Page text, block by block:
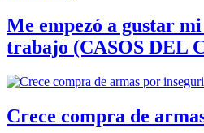
Me empezó a gustar
trabajo (CASOS DEL
Crece compra de